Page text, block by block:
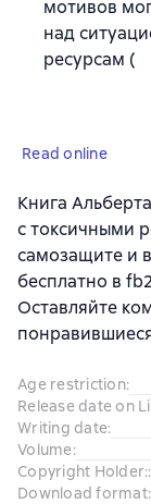
мотивов
над
ресурсам (
Read online
Книга
с токсичными
самозащите и
бесплатно в
Оставляйте
Age restriction:
Release date on
Writing date:
Volume:
Copyright Holder::
Download format: